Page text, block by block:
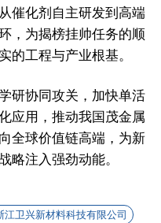
催化剂自主研发到高端
，为揭榜挂帅任务的顺
的工程与产业根基。
研协同攻关，加快单活
应用，推动我国茂金属
全球价值链高端，为新
略注入强劲动能。
江卫兴新材料科技有限公司